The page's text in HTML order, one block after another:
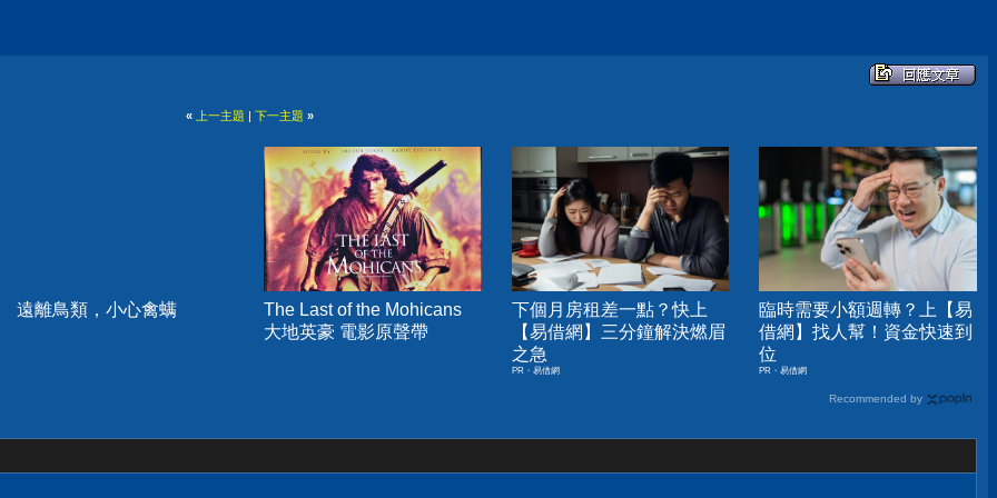
« 上一主題 | 下一主題 »
遠離鳥類，小心禽螨
The Last of the Mohicans
大地英豪 電影原聲帶
下個月房租差一點？快上
【易借網】三分鐘解決燃眉
之急
PR・易借網
臨時需要小額週轉？上【易
借網】找人幫！資金快速到
位
PR・易借網
Recommended by